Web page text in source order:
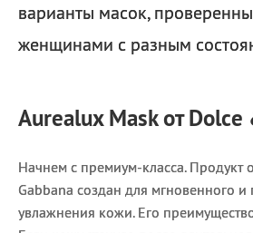
варианты масок,
женщинами с разным
Aurealux Mask от Dolce
Начнем с премиум-класса. Продукт
Gabbana создан для мгновенного и
увлажнения кожи. Его